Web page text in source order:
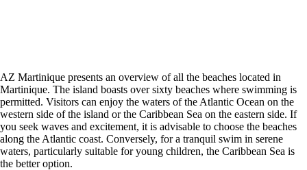
AZ Martinique presents an overview of all the beaches located in
Martinique. The island boasts over sixty beaches where swimming is
permitted. Visitors can enjoy the waters of the Atlantic Ocean on the
western side of the island or the Caribbean Sea on the eastern side. If
you seek waves and excitement, it is advisable to choose the beaches
along the Atlantic coast. Conversely, for a tranquil swim in serene
waters, particularly suitable for young children, the Caribbean Sea is
the better option.